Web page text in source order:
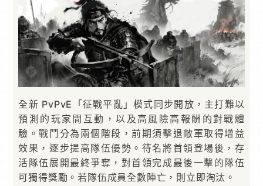
全新 PvPvE「征戰平亂」模式同步開放，主打難以
預測的玩家間互動，以及高風險高報酬的對戰體
驗。戰鬥分為兩個階段，前期須擊退敵軍取得增益
效果，逐步提高隊伍優勢。待名將首領登場後，存
活隊伍展開最終爭奪，對首領完成最後一擊的隊伍
可獨得獎勵。若隊伍成員全數陣亡，則立即淘汰。